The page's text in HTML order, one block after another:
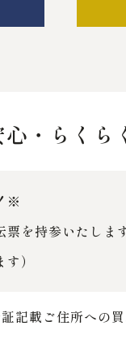
心・らくら
※
票を持参いたしま
）
載ご住所への